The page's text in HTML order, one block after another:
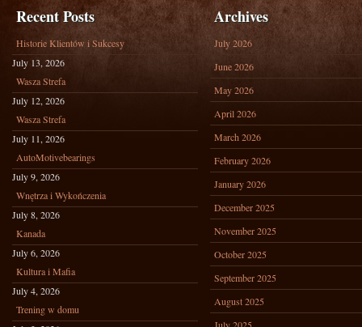
Recent Posts
Historie Klientów i Sukcesy
July 13, 2026
Wasza Strefa
July 12, 2026
Wasza Strefa
July 11, 2026
AutoMotivebearings
July 9, 2026
Wnętrza i Wykończenia
July 8, 2026
Kanada
July 6, 2026
Kultura i Mafia
July 4, 2026
Trening w domu
Archives
July 2026
June 2026
May 2026
April 2026
March 2026
February 2026
January 2026
December 2025
November 2025
October 2025
September 2025
August 2025